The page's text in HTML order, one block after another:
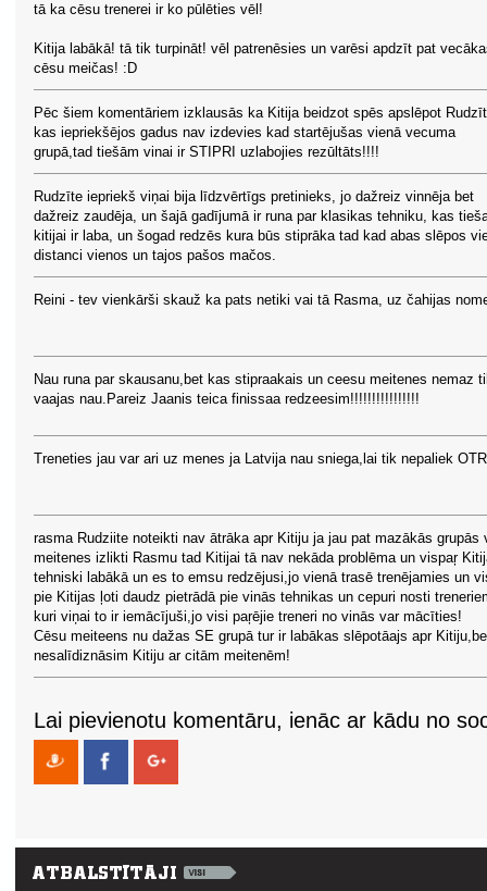
tā ka cēsu trenerei ir ko pūlēties vēl!
Kitija labākā! tā tik turpināt! vēl patrenēsies un varēsi apdzīt pat
cēsu meičas! :D
Pēc šiem komentāriem izklausās ka Kitija beidzot spēs apslēpot
kas iepriekšējos gadus nav izdevies kad startējušas vienā vecuma
grupā,tad tiešām vinai ir STIPRI uzlabojies rezūltāts!!!!
Rudzīte iepriekš viņai bija līdzvērtīgs pretinieks, jo dažreiz vinnēja bet
dažreiz zaudēja, un šajā gadījumā ir runa par klasikas tehniku, kas
kitijai ir laba, un šogad redzēs kura būs stiprāka tad kad abas slēpos
distanci vienos un tajos pašos mačos.
Reini - tev vienkārši skauž ka pats netiki vai tā Rasma, uz čahijas
Nau runa par skausanu,bet kas stipraakais un ceesu meitenes nemaz
vaajas nau.Pareiz Jaanis teica finissaa redzeesim!!!!!!!!!!!!!!!!
Treneties jau var ari uz menes ja Latvija nau sniega,lai tik nepaliek
rasma Rudziite noteikti nav ātrāka apr Kitiju ja jau pat mazākās grupās
meitenes izlikti Rasmu tad Kitijai tā nav nekāda problēma un vispaŗ
tehniski labākā un es to emsu redzējusi,jo vienā trasē trenējamies un
pie Kitijas ļoti daudz pietrādā pie vinās tehnikas un cepuri nosti
kuri viņai to ir iemācījuši,jo visi paŗējie treneri no vinās var mācīties!
Cēsu meiteens nu dažas SE grupā tur ir labākas slēpotāajs apr
nesalīdiznāsim Kitiju ar citām meitenēm!
Lai pievienotu komentāru, ienāc ar kādu no